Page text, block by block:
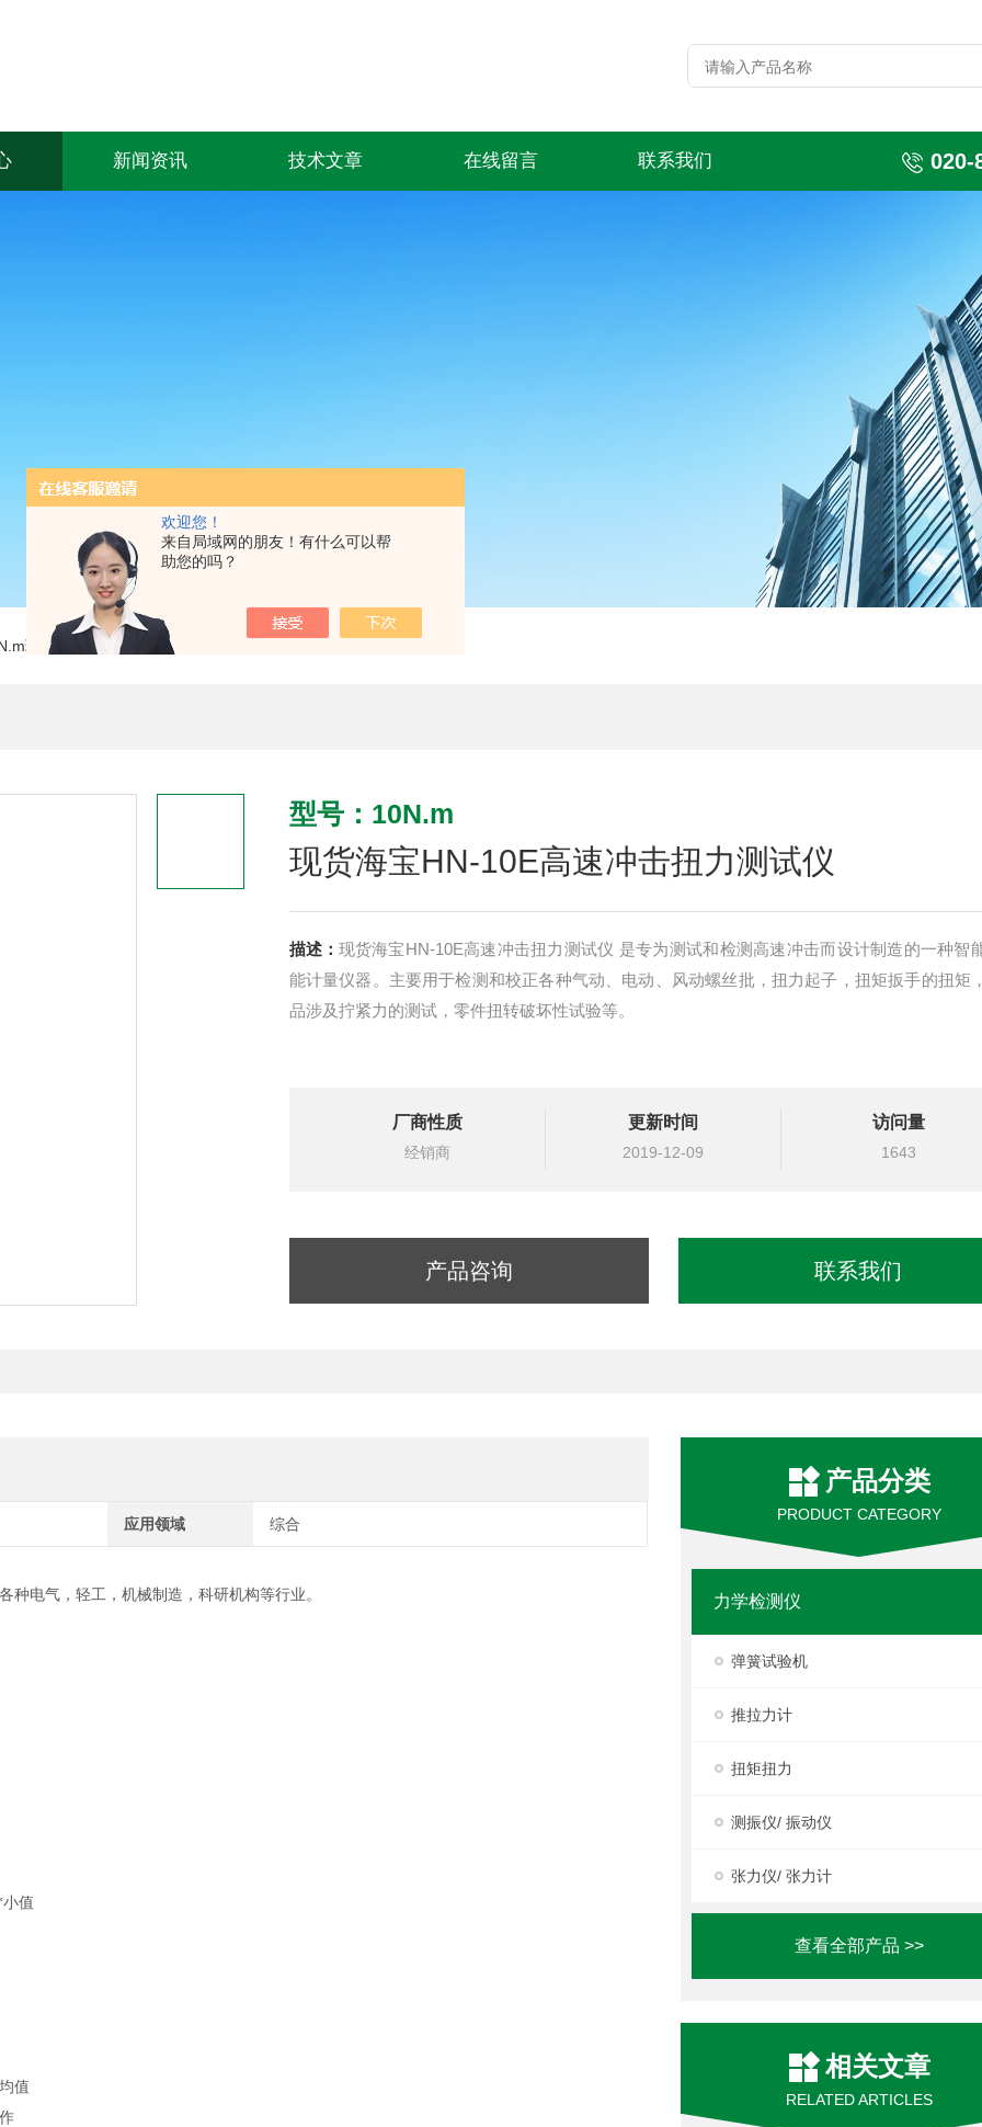
欢迎您！
来自局域网的朋友！有什么可以帮
助您的吗？
新闻资讯 技术文章 在线留言 联系我们 020-
现货海宝HN-10E高速冲击扭力测试仪
型号：10N.m
现货海宝HN-10E高速冲击扭力测试仪
描述： 现货海宝HN-10E高速冲击扭力测试仪 是专为测试和检测高速冲击而设计制造的一种智
能计量仪器。主要用于检测和校正各种气动、电动、风动螺丝批，扭力起子，扭矩扳手的扭矩
品涉及拧紧力的测试，零件扭转破坏性试验等。
厂商性质
经销商
更新时间
2019-12-09
访问量
1643
产品咨询 联系我们
产品分类
PRODUCT CATEGORY
力学检测仪
弹簧试验机
推拉力计
扭矩扭力
测振仪/ 振动仪
张力仪/ 张力计
查看全部产品 >>
相关文章
RELATED ARTICLES
应用领域 综合
电气，轻工，机械制造，科研机构等行业。
值
值